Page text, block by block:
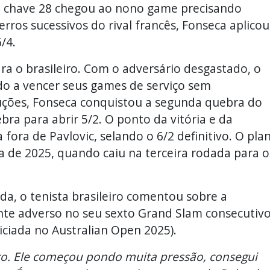
28 chegou ao nono game precisando
sucessivos do rival francês, Fonseca aplicou
4.
o brasileiro. Com o adversário desgastado, o
a vencer seus games de serviço sem
Fonseca conquistou a segunda quebra do
para abrir 5/2. O ponto da vitória e da
fora de Pavlovic, selando o 6/2 definitivo. O
de 2025, quando caiu na terceira rodada para o
o tenista brasileiro comentou sobre a
adverso no seu sexto Grand Slam
no Australian Open 2025).
Ele começou pondo muita pressão, consegui